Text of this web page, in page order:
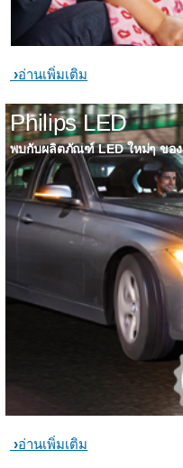
อ่านเพิ่มเติม
Philips LED
พบกับผลิตภัณฑ์ LED ใหม่ๆ ของ
อ่านเพิ่มเติม